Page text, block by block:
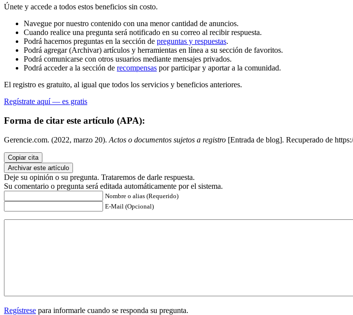
Únete y accede a todos estos beneficios sin costo.
Navegue por nuestro contenido con una menor cantidad de anuncios.
Cuando realice una pregunta será notificado en su correo al recibir respuesta.
Podrá hacernos preguntas en la sección de preguntas y respuestas.
Podrá agregar (Archivar) artículos y herramientas en línea a su sección de favoritos.
Podrá comunicarse con otros usuarios mediante mensajes privados.
Podrá acceder a la sección de recompensas por participar y aportar a la comunidad.
El registro es gratuito, al igual que todos los servicios y beneficios anteriores.
Regístrate aquí — es gratis
Forma de citar este artículo (APA):
Gerencie.com. (2022, marzo 20). Actos o documentos sujetos a registro [Entrada de blog]. Recuperado de
Copiar cita
Archivar este artículo
Deje su opinión o su pregunta. Trataremos de darle respuesta.
Su comentario o pregunta será editada automáticamente por el sistema.
Nombre o alias (Requerido)
E-Mail (Opcional)
Regístrese para informarle cuando se responda su pregunta.